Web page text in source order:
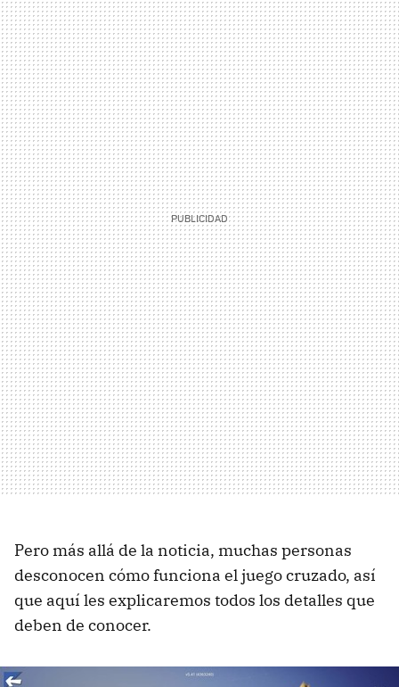
Pero más allá de la noticia, muchas personas
desconocen cómo funciona el juego cruzado, así
que aquí les explicaremos todos los detalles que
deben de conocer.